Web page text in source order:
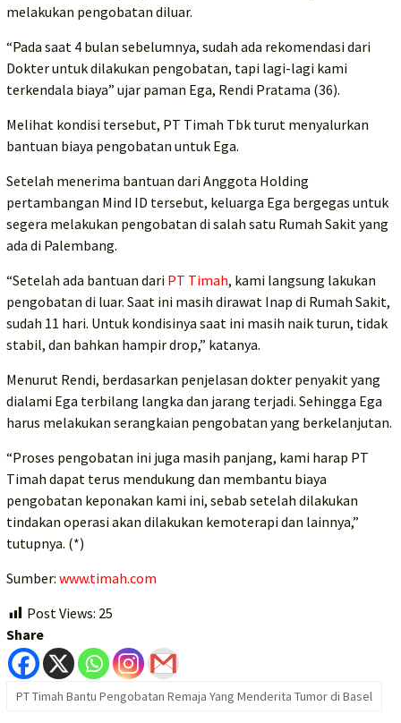
melakukan pengobatan diluar.
“Pada saat 4 bulan sebelumnya, sudah ada rekomendasi dari
Dokter untuk dilakukan pengobatan, tapi lagi-lagi kami
terkendala biaya” ujar paman Ega, Rendi Pratama (36).
Melihat kondisi tersebut, PT Timah Tbk turut menyalurkan
bantuan biaya pengobatan untuk Ega.
Setelah menerima bantuan dari Anggota Holding
pertambangan Mind ID tersebut, keluarga Ega bergegas untuk
segera melakukan pengobatan di salah satu Rumah Sakit yang
ada di Palembang.
“Setelah ada bantuan dari PT Timah, kami langsung lakukan
pengobatan di luar. Saat ini masih dirawat Inap di Rumah Sakit,
sudah 11 hari. Untuk kondisinya saat ini masih naik turun, tidak
stabil, dan bahkan hampir drop,” katanya.
Menurut Rendi, berdasarkan penjelasan dokter penyakit yang
dialami Ega terbilang langka dan jarang terjadi. Sehingga Ega
harus melakukan serangkaian pengobatan yang berkelanjutan.
“Proses pengobatan ini juga masih panjang, kami harap PT
Timah dapat terus mendukung dan membantu biaya
pengobatan keponakan kami ini, sebab setelah dilakukan
tindakan operasi akan dilakukan kemoterapi dan lainnya,”
tutupnya. (*)
Sumber: www.timah.com
Post Views: 25
Share
PT Timah Bantu Pengobatan Remaja Yang Menderita Tumor di Basel